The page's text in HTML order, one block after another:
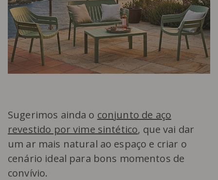
Sugerimos ainda o conjunto de aço
revestido por vime sintético, que vai dar
um ar mais natural ao espaço e criar o
cenário ideal para bons momentos de
convívio.